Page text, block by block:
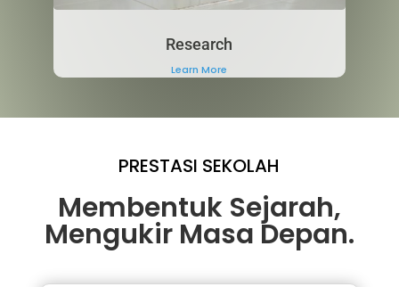
Research
Learn More
PRESTASI SEKOLAH
Membentuk Sejarah,
Mengukir Masa Depan.